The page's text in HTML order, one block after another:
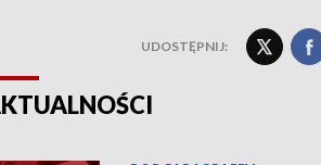
UDOSTĘPNIJ: